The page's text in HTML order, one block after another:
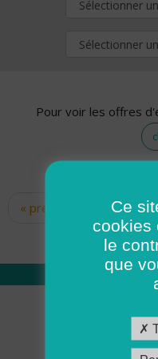
Pour voir les offres
Pages
« premier ‹
14
Qui
Ce
cookies
le
que